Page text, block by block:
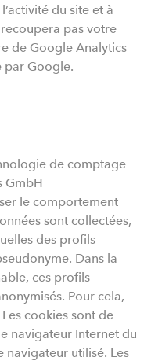
du site et à
pas votre
de Google Analytics
par Google.
de comptage
GmbH
le comportement
sont collectées,
des profils
Dans la
ces profils
Pour cela,
cookies sont de
navigateur Internet du
navigateur utilisé. Les